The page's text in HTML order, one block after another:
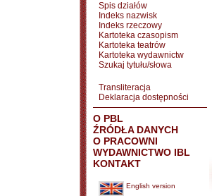
Spis działów
Indeks nazwisk
Indeks rzeczowy
Kartoteka czasopism
Kartoteka teatrów
Kartoteka wydawnictw
Szukaj tytułu/słowa
Transliteracja
Deklaracja dostępności
O PBL
ŹRÓDŁA DANYCH
O PRACOWNI
WYDAWNICTWO IBL
KONTAKT
English version